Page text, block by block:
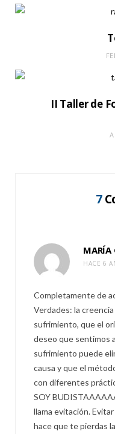
II Taller de
7
MARÍA
HACE 6
Completamente de
Verdades: la
sufrimiento, que el
deseo que sentimos
sufrimiento puede
causa y que el
con diferentes
SOY
llama evitación.
hace que te pierdas